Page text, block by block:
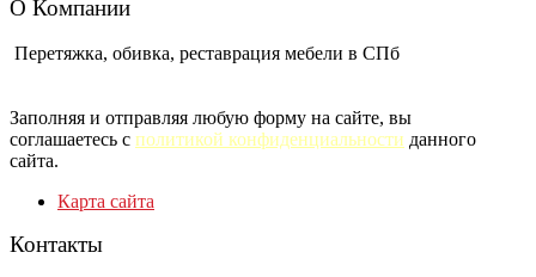
О Компании
Перетяжка, обивка, реставрация мебели в СПб
Заполняя и отправляя любую форму на сайте, вы
соглашаетесь с политикой конфиденциальности данного
сайта.
Карта сайта
Контакты